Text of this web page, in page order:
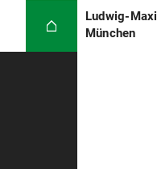
Ludwig-
München